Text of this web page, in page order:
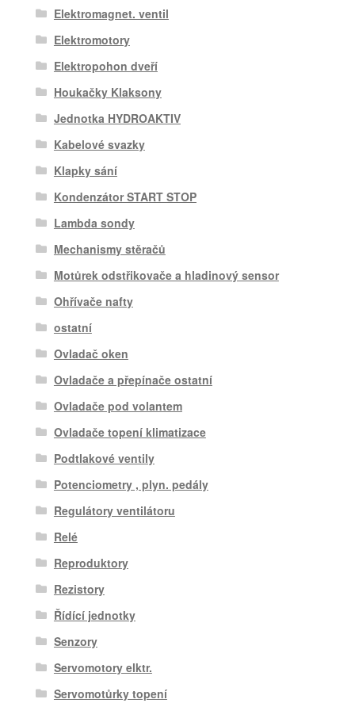
Elektromagnet. ventil
Elektromotory
Elektropohon dveří
Houkačky Klaksony
Jednotka HYDROAKTIV
Kabelové svazky
Klapky sání
Kondenzátor START STOP
Lambda sondy
Mechanismy stěračů
Motůrek odstřikovače a hladinový sensor
Ohřívače nafty
ostatní
Ovladač oken
Ovladače a přepínače ostatní
Ovladače pod volantem
Ovladače topení klimatizace
Podtlakové ventily
Potenciometry , plyn. pedály
Regulátory ventilátoru
Relé
Reproduktory
Rezistory
Řídící jednotky
Senzory
Servomotory elktr.
Servomotůrky topení